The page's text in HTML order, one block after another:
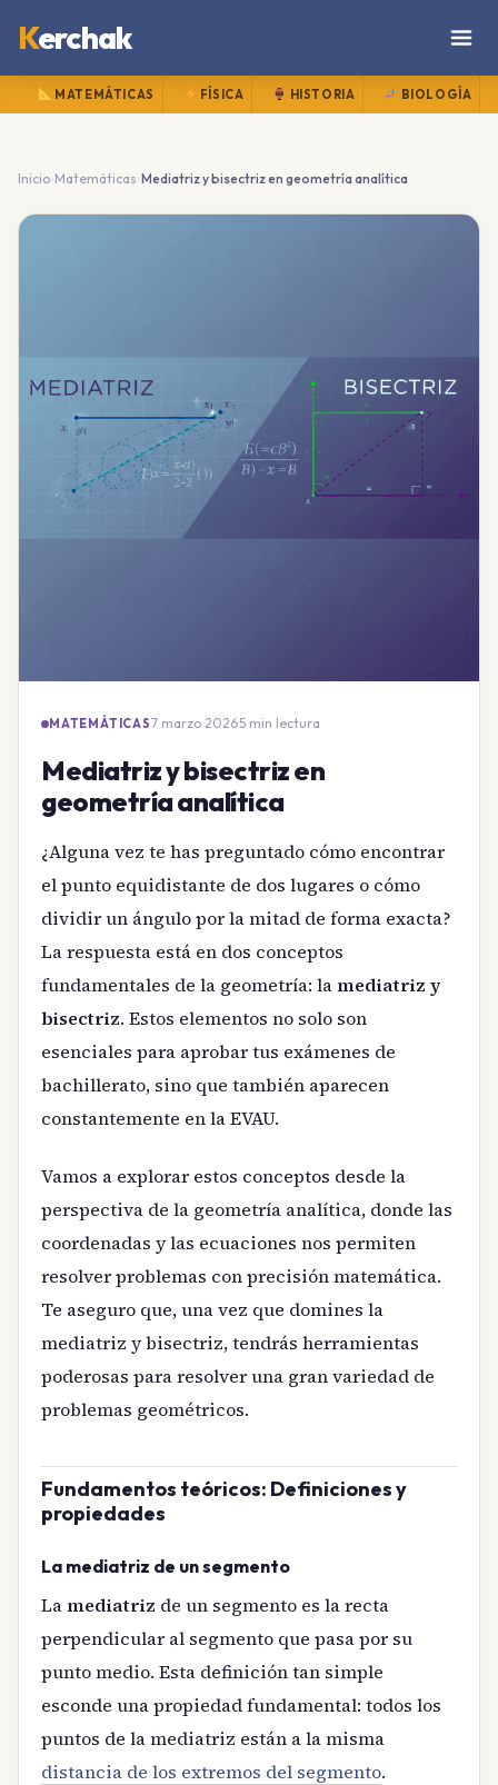
Kerchak
MATEMÁTICAS FÍSICA HISTORIA BIOLOGÍA
Inicio›Matemáticas ›Mediatriz y bisectriz en geometría analítica
MATEMÁTICAS7 marzo 2026·5 min lectura
Mediatriz y bisectriz en
geometría analítica
¿Alguna vez te has preguntado cómo encontrar
el punto equidistante de dos lugares o cómo
dividir un ángulo por la mitad de forma exacta?
La respuesta está en dos conceptos
fundamentales de la geometría: lamediatriz y
bisectriz. Estos elementos no solo son
esenciales para aprobar tus exámenes de
bachillerato, sino que también aparecen
constantemente en la EVAU.
Vamos a explorar estos conceptos desde la
perspectiva de la geometría analítica, donde las
coordenadas y las ecuaciones nos permiten
resolver problemas con precisión matemática.
Te aseguro que, una vez que domines la
mediatriz y bisectriz, tendrás herramientas
poderosas para resolver una gran variedad de
problemas geométricos.
Fundamentos teóricos: Definiciones y
propiedades
La mediatriz de un segmento
Lamediatriz de un segmento es la recta
perpendicular al segmento que pasa por su
punto medio. Esta definición tan simple
esconde una propiedad fundamental: todos los
puntos de la mediatriz están a la misma
distancia de los extremos del segmento.